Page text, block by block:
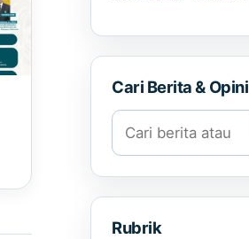
Cari Berita & Opini
Cari berita atau opini
Rubrik